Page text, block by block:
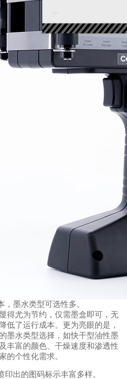
墨水类型可选性多。
得尤为节约，仅需墨盒即可，无
低了运行成本。更为亮眼的是，
墨水类型选择，如快干型油性墨
丰富的颜色、干燥速度和渗透性
的个性化需求。
出的图码标示丰富多样。